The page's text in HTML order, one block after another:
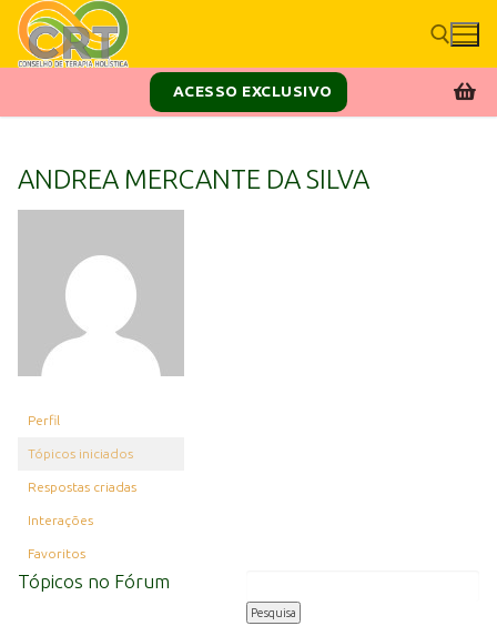
ACESSO EXCLUSIVO
ANDREA MERCANTE DA SILVA
Perfil
Tópicos iniciados
Respostas criadas
Interações
Favoritos
Tópicos no Fórum